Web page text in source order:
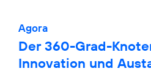
Agora
Der 360-Grad-
Innovation und